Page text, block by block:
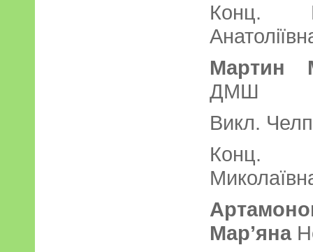
Конц.
Мартин
Викл.
Конц.
Мар’яна